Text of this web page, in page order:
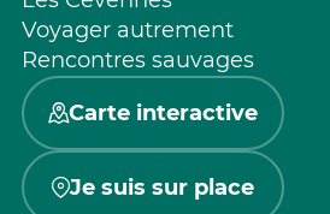
Voyager autrement
Rencontres sauvages
Carte interactive
Je suis sur place